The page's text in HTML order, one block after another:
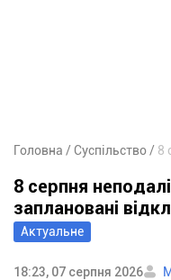
Головна Суспільство
Актуальне
8 серпня
заплановані
18:23, 07 серпня 2026